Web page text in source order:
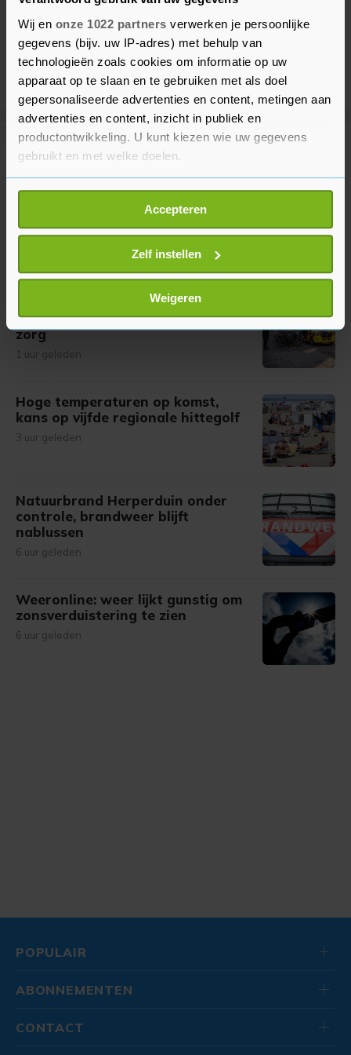
Wij en onze 1022 partners verwerken je persoonlijke
gegevens (bijv. uw IP-adres) met behulp van
technologieën zoals cookies om informatie op uw
apparaat op te slaan en te gebruiken met als doel
gepersonaliseerde advertenties en content, metingen aan
advertenties en content, inzicht in publiek en
productontwikkeling. U kunt kiezen wie uw gegevens
gebruikt en met welke doelen.
Als u het toestaat, willen we ook graag:
Informatie verzamelen over uw geografische
locatie, die tot een paar meter nauwkeurig kan zijn
Uw apparaat identificeren door het actief te
scannen op specifieke eigenschappen (fingerprinting)
Lees meer over hoe uw persoonlijke gegevens worden
verwerkt en stel uw voorkeuren in het
U kunt uw toestemming op elk moment wijzigen of
intrekken in de Cookieverklaring.
bezoek makkelijker en persoonlijker. Op
onze cookiepagina kun je ons cookiebeleid bekijken en je
gemaakte keuze altijd wijzigen of intrekken.
Accepteren
Zelf instellen
Weigeren
Meer uit Binnenland
Veel brandweer bij natuurbrand in
1 uur geleden
Politie: verdachte van
steekpartijen Rotterdam krijgt
zorg
1 uur geleden
Hoge temperaturen op komst,
kans op vijfde regionale hittegolf
3 uur geleden
Natuurbrand Herperduin onder
controle, brandweer blijft
nablussen
6 uur geleden
Weeronline: weer lijkt gunstig om
zonsverduistering te zien
6 uur geleden
POPULAIR
ABONNEMENTEN
CONTACT